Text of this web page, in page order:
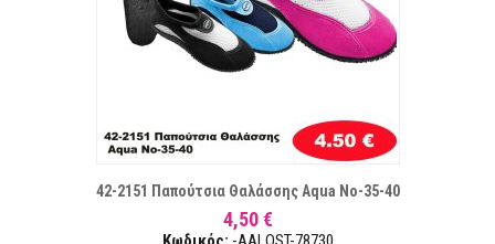
42-2151 Παπούτσια Θαλάσσης Aqua Νο-35-40
4,50 €